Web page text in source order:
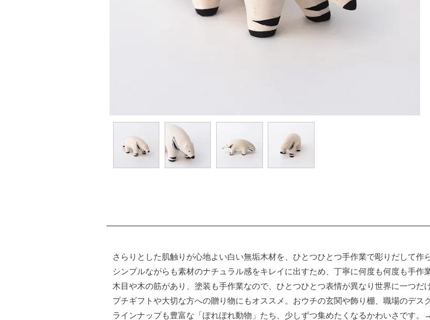
さらりとした肌触りが心地よい白い無垢木材を、ひとつひとつ手作業で彫りだして作
シンプルながらも素材のナチュラル感をキレイに出すため、丁寧に何度も何度も手
木目や木の筋があり、塗装も手作業なので、ひとつひとつ表情が異なり世界に一つだ
プチギフトや大切な方への贈り物にもオススメ。おウチの玄関や飾り棚、職場のデス
ラインナップも豊富な「ぽれぽれ動物」たち、少しずつ集めたくなるかわいさです。→